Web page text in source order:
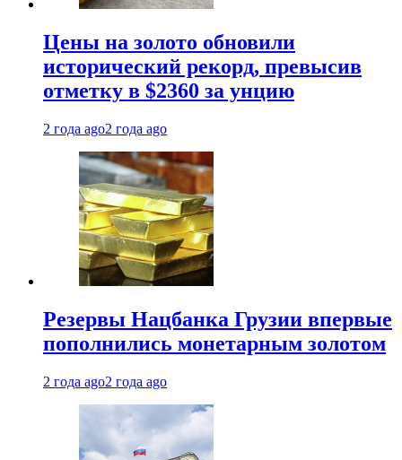
Цены на золото обновили
исторический рекорд, превысив
отметку в $2360 за унцию
2 года ago2 года ago
Резервы Нацбанка Грузии впервые
пополнились монетарным золотом
2 года ago2 года ago